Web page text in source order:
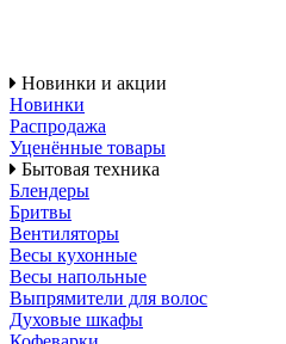
Новинки и акции
Новинки
Распродажа
Уценённые товары
Бытовая техника
Блендеры
Бритвы
Вентиляторы
Весы кухонные
Весы напольные
Выпрямители для волос
Духовые шкафы